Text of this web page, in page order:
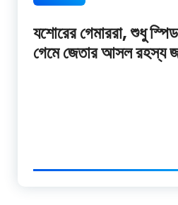
যশোরের গেমাররা, শুধু
গেমে জেতার আসল রহস্য